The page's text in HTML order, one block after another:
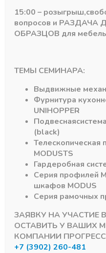
Панель EvoGloss
МДФ 16*1220*2800
Р729 Новый-серый
мат
В наличии
8652,00₽
Артикул:EvoGloss 16мм
(Р729)
15:00 –
вопросов и РАЗДАЧА
ОБРАЗЦОВ для
ТЕМЫ СЕМИНАРА:
Выдвижные
Фурнитура
UNIHOPPER
Подвеснаясистема
(black)
Телескопическая
MODUSTS
Гардеробная
Серия профилей
шкафов MODUS
Серия рамочных
ЗАЯВКУ НА УЧАСТИЕ
ОСТАВИТЬ У ВАШИХ
КОМПАНИИ
+7 (3902) 260-481